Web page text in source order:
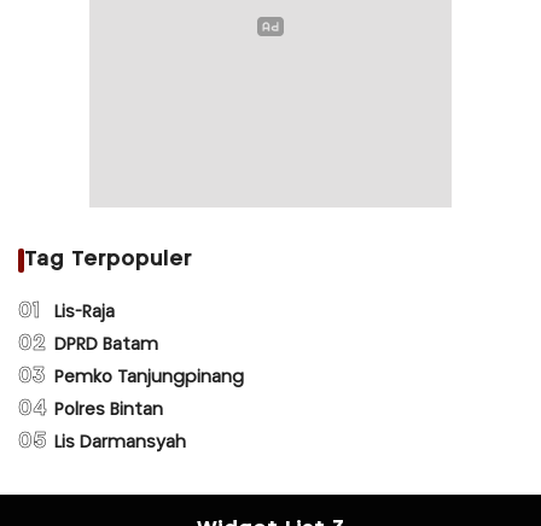
Tag Terpopuler
01 Lis-Raja
02 DPRD Batam
03 Pemko Tanjungpinang
04 Polres Bintan
05 Lis Darmansyah